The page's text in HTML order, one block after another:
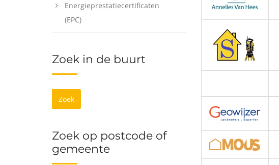
Energieprestatiecertificaten
(EPC)
Zoek in de buurt
Zoek
Zoek op postcode of
gemeente